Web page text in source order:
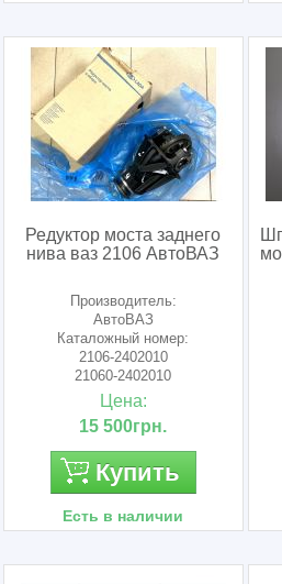
Редуктор моста заднего
нива ваз 2106 АвтоВАЗ
Производитель:
АвтоВАЗ
Каталожный номер:
2106-2402010
21060-2402010
210602402010
Цена:
15 500грн.
Купить
Есть в наличии